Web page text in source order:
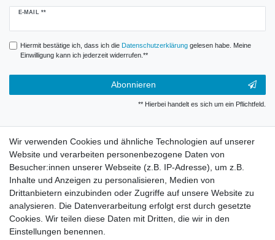
E-MAIL **
Newsletter
Hiermit bestätige ich, dass ich die Daten­schutz­erklärunggelesen habe. Meine
Einwilligung kann ich jederzeit widerrufen.**
Abonnieren
** Hierbei handelt es sich um ein Pflichtfeld.
Impressum
Datenschutzerklärung
Wir verwenden Cookies und ähnliche Technologien auf unserer
Website und verarbeiten personenbezogene Daten von
Besucher:innen unserer Webseite (z.B. IP-Adresse), um z.B.
Inhalte und Anzeigen zu personalisieren, Medien von
Drittanbietern einzubinden oder Zugriffe auf unsere Website zu
analysieren. Die Datenverarbeitung erfolgt erst durch gesetzte
Cookies. Wir teilen diese Daten mit Dritten, die wir in den
Einstellungen benennen.